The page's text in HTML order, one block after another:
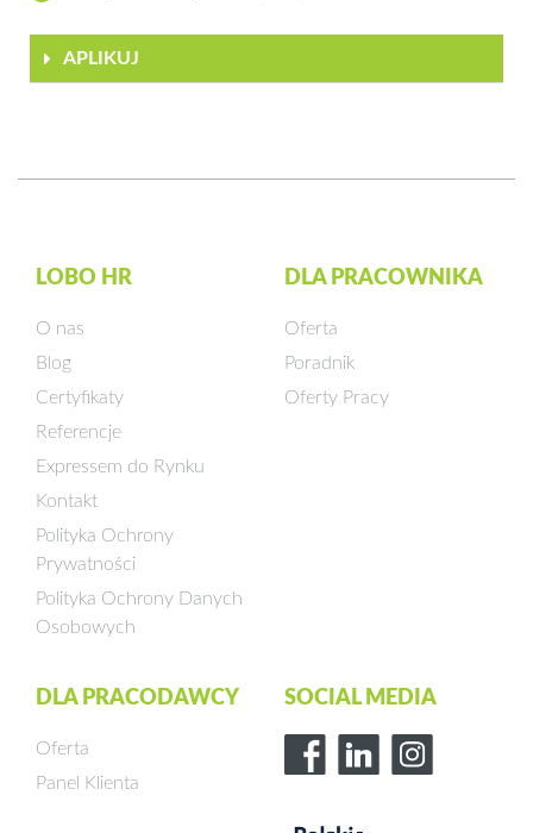
APLIKUJ
LOBO HR
O nas
Blog
Certyfikaty
Referencje
Expressem do Rynku
Kontakt
Polityka Ochrony
Prywatności
Polityka Ochrony Danych
Osobowych
DLA PRACOWNIKA
Oferta
Poradnik
Oferty Pracy
DLA PRACODAWCY
Oferta
Panel Klienta
SOCIAL MEDIA